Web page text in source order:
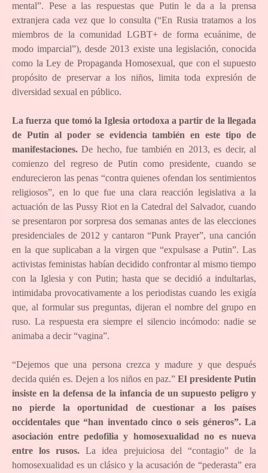
mental”. Pese a las respuestas que Putin le da a la prensa
extranjera cada vez que lo consulta (“En Rusia tratamos a los
miembros de la comunidad LGBT+ de forma ecuánime, de
modo imparcial”), desde 2013 existe una legislación, conocida
como la Ley de Propaganda Homosexual, que con el supuesto
propósito de preservar a los niños, limita toda expresión de
diversidad sexual en público.
La fuerza que tomó la Iglesia ortodoxa a partir de la llegada
de Putin al poder se evidencia también en este tipo de
manifestaciones. De hecho, fue también en 2013, es decir, al
comienzo del regreso de Putin como presidente, cuando se
endurecieron las penas “contra quienes ofendan los sentimientos
religiosos”, en lo que fue una clara reacción legislativa a la
actuación de las Pussy Riot en la Catedral del Salvador, cuando
se presentaron por sorpresa dos semanas antes de las elecciones
presidenciales de 2012 y cantaron “Punk Prayer”, una canción
en la que suplicaban a la virgen que “expulsase a Putin”. Las
activistas feministas habían decidido confrontar al mismo tiempo
con la Iglesia y con Putin; hasta que se decidió a indultarlas,
intimidaba provocativamente a los periodistas cuando les exigía
que, al formular sus preguntas, dijeran el nombre del grupo en
ruso. La respuesta era siempre el silencio incómodo: nadie se
animaba a decir “vagina”.
“Dejemos que una persona crezca y madure y que después
decida quién es. Dejen a los niños en paz.”El presidente Putin
insiste en la defensa de la infancia de un supuesto peligro y
no pierde la oportunidad de cuestionar a los países
occidentales que “han inventado cinco o seis géneros”. La
asociación entre pedofilia y homosexualidad no es nueva
entre los rusos. La idea prejuiciosa del “contagio” de la
homosexualidad es un clásico y la acusación de “pederasta” era